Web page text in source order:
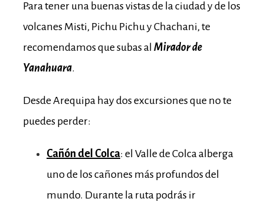
Para tener una buenas vistas de la ciudad y de los
volcanes Misti, Pichu Pichu y Chachani, te
recomendamos que subas al Mirador de
Yanahuara.
Desde Arequipa hay dos excursiones que no te
puedes perder:
Cañón del Colca: el Valle de Colca alberga
uno de los cañones más profundos del
mundo. Durante la ruta podrás ir